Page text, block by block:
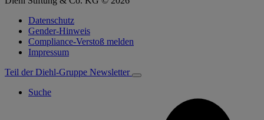
Datenschutz
Gender-Hinweis
Compliance-Verstoß melden
Impressum
Teil der Diehl-Gruppe Newsletter
Suche